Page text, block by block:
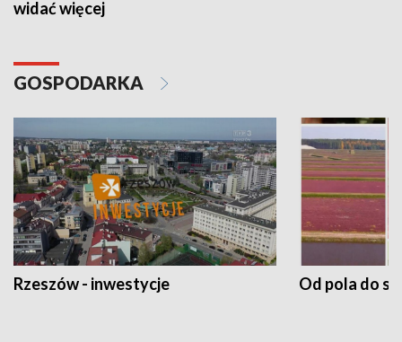
widać więcej
GOSPODARKA
Rzeszów - inwestycje Od pola do